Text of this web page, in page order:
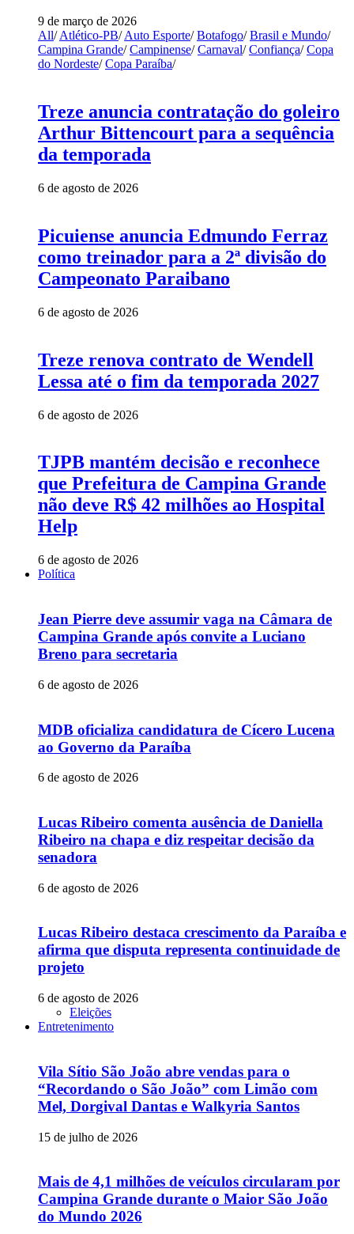
9 de março de 2026
All/ Atlético-PB/ Auto Esporte/ Botafogo/ Brasil e Mundo/
Campina Grande/ Campinense/ Carnaval/ Confiança/ Copa
do Nordeste/ Copa Paraíba/
Treze anuncia contratação do goleiro
Arthur Bittencourt para a sequência
da temporada
6 de agosto de 2026
Picuiense anuncia Edmundo Ferraz
como treinador para a 2ª divisão do
Campeonato Paraibano
6 de agosto de 2026
Treze renova contrato de Wendell
Lessa até o fim da temporada 2027
6 de agosto de 2026
TJPB mantém decisão e reconhece
que Prefeitura de Campina Grande
não deve R$ 42 milhões ao Hospital
Help
6 de agosto de 2026
Política
Jean Pierre deve assumir vaga na Câmara de
Campina Grande após convite a Luciano
Breno para secretaria
6 de agosto de 2026
MDB oficializa candidatura de Cícero Lucena
ao Governo da Paraíba
6 de agosto de 2026
Lucas Ribeiro comenta ausência de Daniella
Ribeiro na chapa e diz respeitar decisão da
senadora
6 de agosto de 2026
Lucas Ribeiro destaca crescimento da Paraíba e
afirma que disputa representa continuidade de
projeto
6 de agosto de 2026
Eleições
Entretenimento
Vila Sítio São João abre vendas para o
“Recordando o São João” com Limão com
Mel, Dorgival Dantas e Walkyria Santos
15 de julho de 2026
Mais de 4,1 milhões de veículos circularam por
Campina Grande durante o Maior São João
do Mundo 2026